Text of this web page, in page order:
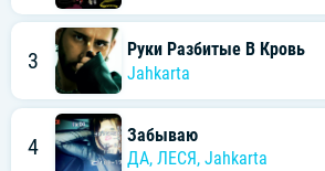
3
Руки Разбитые В Кровь
Jahkarta
4
Забываю
ДА, ЛЕСЯ, Jahkarta